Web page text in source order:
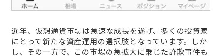
近年、仮想通貨市場は急速な成長を遂げ、多くの投資家
にとって新たな資産運用の選択肢となっています。しか
し、その一方で、この市場の急拡大に乗じた詐欺事件も